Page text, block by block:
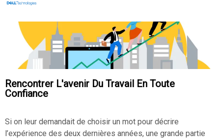
Rencontrer L'avenir Du Travail En Toute
Confiance
Si on leur demandait de choisir un mot pour décrire
l’expérience des deux dernières années, une grande partie